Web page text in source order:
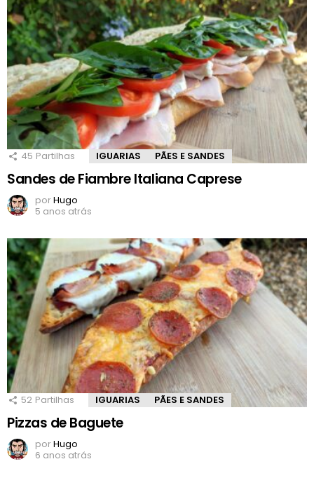
45 Partilhas IGUARIAS PÃES E SANDES
Sandes de Fiambre Italiana Caprese
porHugo
5 anos atrás
52 Partilhas IGUARIAS PÃES E SANDES
Pizzas de Baguete
porHugo
6 anos atrás